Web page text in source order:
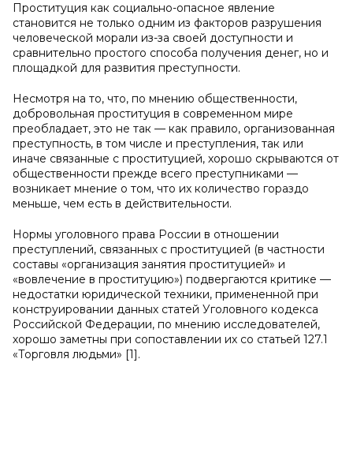
Проституция как социально-опасное явление
становится не только одним из факторов разрушения
человеческой морали из-за своей доступности и
сравнительно простого способа получения денег, но и
площадкой для развития преступности.
Несмотря на то, что, по мнению общественности,
добровольная проституция в современном мире
преобладает, это не так — как правило, организованная
преступность, в том числе и преступления, так или
иначе связанные с проституцией, хорошо скрываются от
общественности прежде всего преступниками —
возникает мнение о том, что их количество гораздо
меньше, чем есть в действительности.
Нормы уголовного права России в отношении
преступлений, связанных с проституцией (в частности
составы «организация занятия проституцией» и
«вовлечение в проституцию») подвергаются критике —
недостатки юридической техники, примененной при
конструировании данных статей Уголовного кодекса
Российской Федерации, по мнению исследователей,
хорошо заметны при сопоставлении их со статьей 127.1
«Торговля людьми» [1].